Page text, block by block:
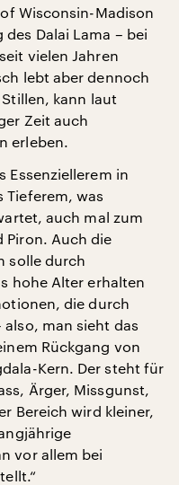
Wisconsin-Madison
Dalai Lama – bei
vielen Jahren
lebt aber dennoch
kann laut
Zeit auch
erleben.
Essenziellerem in
Tieferem, was
auch mal zum
Piron. Auch die
solle durch
hohe Alter erhalten
die durch
man sieht das
Rückgang von
Kern. Der steht für
Ärger, Missgunst,
Bereich wird kleiner,
vor allem bei